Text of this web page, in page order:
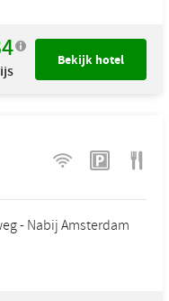
- Nabij Amsterdam
Bekijk hotel